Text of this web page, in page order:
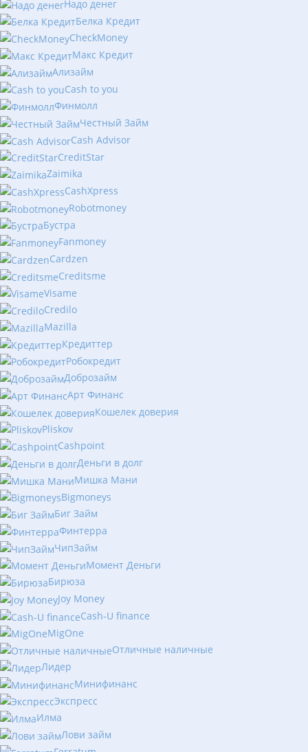
Надо денег
Белка Кредит
CheckMoney
Макс Кредит
Ализайм
Сash to you
Финмолл
Честный Займ
Cash Advisor
CreditStar
Zaimika
CashXpress
Robotmoney
Бустра
Fanmoney
Cardzen
Creditsme
Visame
Credilo
Mazilla
Кредиттер
Робокредит
Доброзайм
Арт Финанс
Кошелек доверия
Pliskov
Cashpoint
Деньги в долг
Мишка Мани
Bigmoneys
Биг Займ
Финтерра
ЧипЗайм
Момент Деньги
Бирюза
Joy Money
Cash-U finance
MigOne
Отличные наличные
Лидер
Минифинанс
Экспресс
Илма
Лови займ